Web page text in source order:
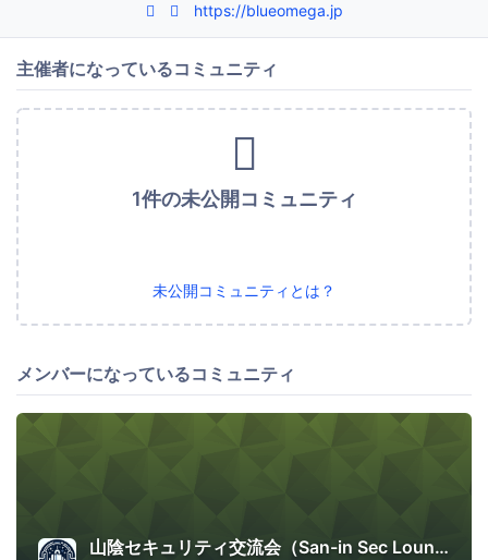
https://blueomega.jp
主催者になっているコミュニティ
1件の未公開コミュニティ
未公開コミュニティとは？
メンバーになっているコミュニティ
山陰セキュリティ交流会（San-in Sec Lounge）